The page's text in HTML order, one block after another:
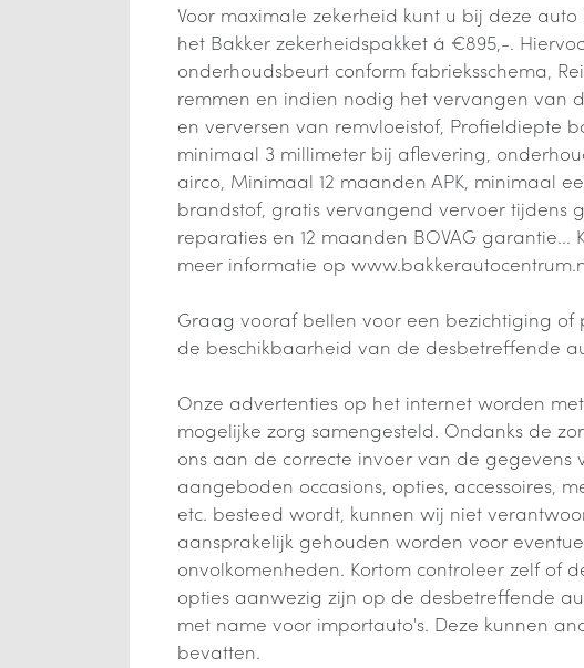
Voor maximale zekerheid kunt u bij deze auto
het Bakker zekerheidspakket á €895,-.
onderhoudsbeurt conform fabrieksschema,
remmen en indien nodig het vervangen van
en verversen van remvloeistof, Profieldiepte
minimaal 3 millimeter bij aflevering,
airco, Minimaal 12 maanden APK, minimaal
brandstof, gratis vervangend vervoer tijdens
reparaties en 12 maanden BOVAG garantie...
meer informatie op
Graag vooraf bellen voor een bezichtiging of
de beschikbaarheid van de desbetreffende
Onze advertenties op het internet worden
mogelijke zorg samengesteld. Ondanks de
ons aan de correcte invoer van de gegevens
aangeboden occasions, opties, accessoires,
etc. besteed wordt, kunnen wij niet
aansprakelijk gehouden worden voor
onvolkomenheden. Kortom controleer zelf of
opties aanwezig zijn op de desbetreffende
met name voor importauto's. Deze kunnen
bevatten.